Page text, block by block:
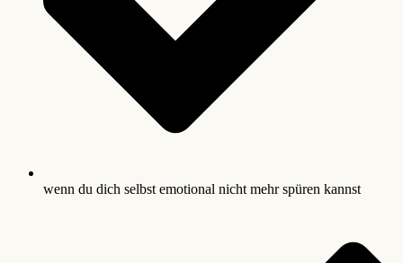
wenn du dich selbst emotional nicht mehr spüren kannst